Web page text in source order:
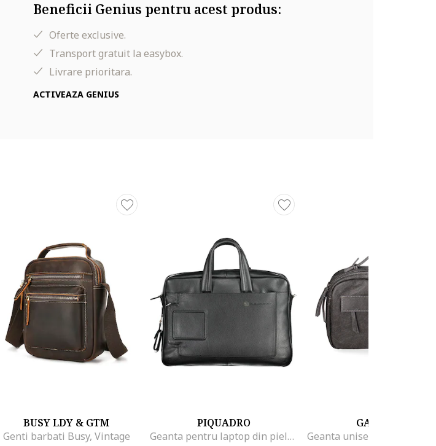
Beneficii Genius pentru acest produs:
Oferte exclusive.
Transport gratuit la easybox.
Livrare prioritara.
ACTIVEAZA GENIUS
BUSY LDY & GTM
Genti barbati Busy, Vintage
PIQUADRO
Geanta pentru laptop din piele OUTCA3147VI, 46 x 32 x 8 cm
GAVE LUX